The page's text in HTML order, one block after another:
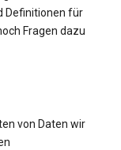
Definitionen für
Fragen dazu
von Daten wir